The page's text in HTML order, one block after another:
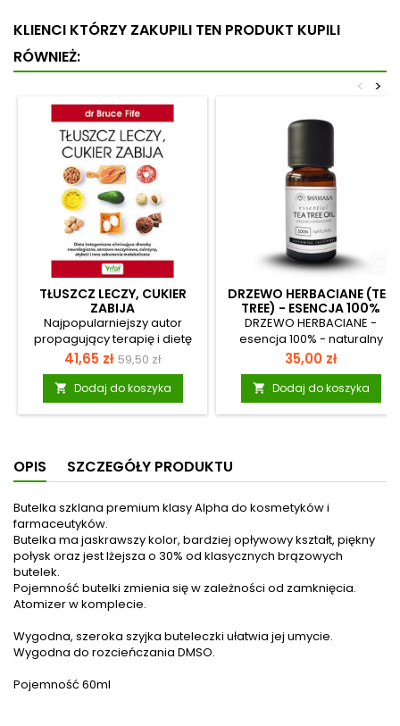
KLIENCI KTÓRZY ZAKUPILI TEN PRODUKT KUPILI
RÓWNIEŻ:
>
<
TŁUSZCZ LECZY, CUKIER
ZABIJA
Najpopularniejszy autor
propagujący terapię i dietę
ketogeniczną udowadnia, że
zdrowe tłuszcze oznaczają
dobre zdrowie. Czy wiesz, że
spożywanie tłuszczu może
ustabilizować poziom cukru i
hormonów i zadbać o
zdrowe serce? To dzięki
tłuszczom możesz uchronić
się przed chorobami układu
krążenia, chorobami układu
pokarmowego czy cukrzycą.
Stosowanie diety
ketogenicznej może
poprawić funkcje trawienne i
usunąć stany zapalne, a
nawet cofnąć objawy...
Cena
41,65 zł Cena
podstawowa
59,50 zł
 Dodaj do koszyka
DRZEWO HERBACIANE (TEA
TREE) - ESENCJA 100%
OLEJEK 15 ML
DRZEWO HERBACIANE -
esencja 100% - naturalny
olejek Naturalne esencje
100% olejki - stężone wyciągi
z roślin, owoców, kwiatów,
ziół, drzew, krzewów
pozyskiwane na drodze
połączeniu czynników
naturalnych korzyści odnosi
zarówno ciało jak i umysł.
Pozyskiwane esencje
aromatyczne przynoszą ulgę
i relaks , a także uwodzą nas
swoim przeogromnym
bogactwem aromatów.
jest wyciągiem z jednej...
Cena
35,00 zł
 Dodaj do koszyka
OPIS SZCZEGÓŁY PRODUKTU
Butelka szklana premium klasy Alpha do kosmetyków i
farmaceutyków.
Butelka ma jaskrawszy kolor, bardziej opływowy kształt, piękny
połysk oraz jest lżejsza o 30% od klasycznych brązowych
butelek.
Pojemność butelki zmienia się w zależności od zamknięcia.
Atomizer w komplecie.
Wygodna, szeroka szyjka buteleczki ułatwia jej umycie.
Wygodna do rozcieńczania DMSO.
Pojemność 60ml